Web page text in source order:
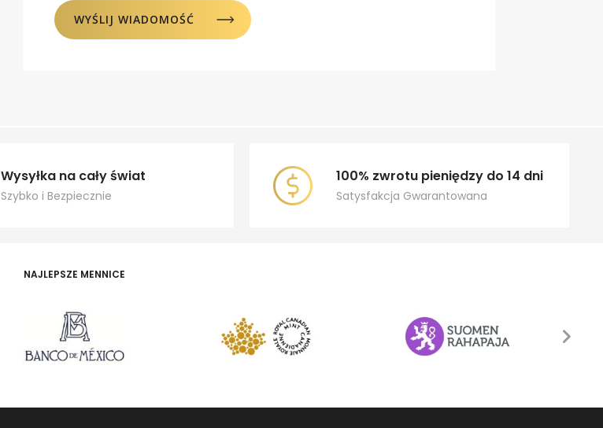
Wysyłka na cały świat
Szybko i Bezpiecznie
100% zwrotu pieniędzy do 14 dni
Satysfakcja Gwarantowana
NAJLEPSZE MENNICE